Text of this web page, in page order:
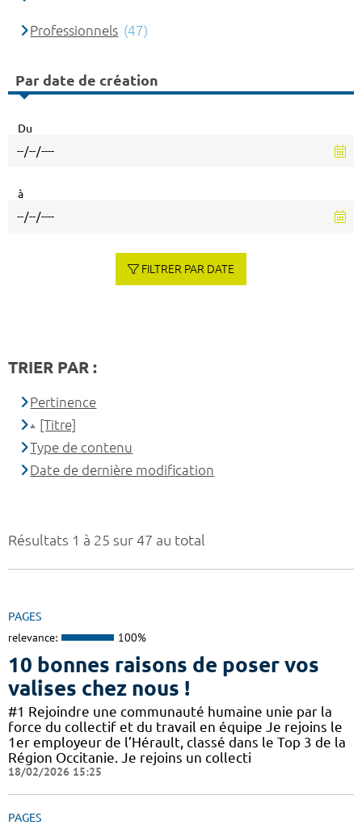
Résultats 1 à 25 sur 47 au total
PAGES
relevance: 100%
10 bonnes raisons de poser vos
valises chez nous !
#1 Rejoindre une communauté humaine unie par la
force du collectif et du travail en équipe Je rejoins le
1er employeur de l’Hérault, classé dans le Top 3 de la
Région Occitanie. Je rejoins un collecti
18/02/2026 15:25
PAGES
Professionnels (47)
Par date de création
Du
à
FILTRER PAR DATE
TRIER PAR :
Pertinence
[Titre]
Type de contenu
Date de dernière modification